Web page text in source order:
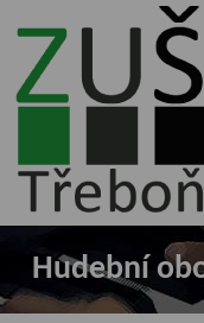
ZUŠ Třeboň -
Základní
umělecká škola
Hudební